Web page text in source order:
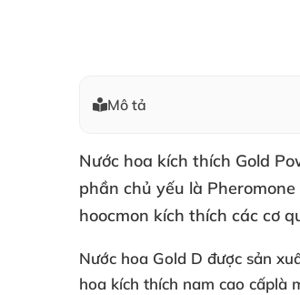
Mô tả
Nước hoa kích thích Gold
phần chủ yếu là
hoocmon kích thích các cơ
Nước hoa Gold D được sản
hoa kích thích nam cao cấplà